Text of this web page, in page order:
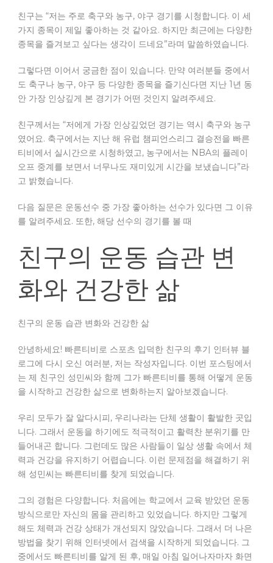
친구는 “저는 주로 축구와 농구, 야구 경기를 시청합니다. 이 세
가지 종목이 제일 좋아하는 것 같아요. 하지만 최근에는 다양한
종목을 즐겨보고 싶다는 생각이 드네요”라며 말씀하였습니다.
그렇다면 이어서 궁금한 점이 있습니다. 만약 여러분들 중에서
도 축구나 농구, 야구 등 다양한 종목을 즐기신다면 지난 1년 동
안 가장 인상깊게 본 경기가 어떤 것인지 알려주세요.
친구께서는 “저에게 가장 인상깊었던 경기는 역시 축구와 농구
였어요. 축구에서는 지난 해 유럽 챔피언스리그 결승전을 빠른
티비에서 실시간으로 시청하였고, 농구에서는 NBA의 플레이
오프 중계를 보면서 너무나도 재미있게 시간을 보냈습니다”라
고 밝혔습니다.
다음 질문은 운동선수 중 가장 좋아하는 선수가 있다면 그 이유
를 알려주세요. 또한, 해당 선수의 경기를 볼 때
친구의 운동 습관 변
화와 건강한 삶
친구의 운동 습관 변화와 건강한 삶
안녕하세요! 빠른티비로 스포츠 입덕한 친구의 후기 인터뷰 블
로그에 다시 오신 여러분, 저는 작성자입니다. 이번 포스팅에서
는 제 친구인 성민씨와 함께 그가 빠른티비를 통해 어떻게 운동
을 시작하고 건강한 삶으로 변화하는지 알아보겠습니다.
우리 모두가 잘 알다시피, 우리나라는 단체 생활이 활발한 곳입
니다. 그래서 운동을 하기에도 적극적이고 활력찬 분위기를 만
들어내곤 합니다. 그런데도 많은 사람들이 일상 생활 속에서 체
력과 건강을 유지하기 어렵습니다. 이런 문제점을 해결하기 위
해 성민씨는 빠른티비를 찾게 되었습니다.
그의 경험은 다양합니다. 처음에는 학교에서 교육 받았던 운동
방식으로만 자신의 몸을 관리하고 있었습니다. 하지만 그렇게
해도 체력과 건강 상태가 개선되지 않았습니다. 그래서 더 나은
방법을 찾기 위해 인터넷에서 검색을 시작하게 되었습니다. 그
중에서도 빠른티비를 알게 된 후, 매일 아침 일어나자마자 화면